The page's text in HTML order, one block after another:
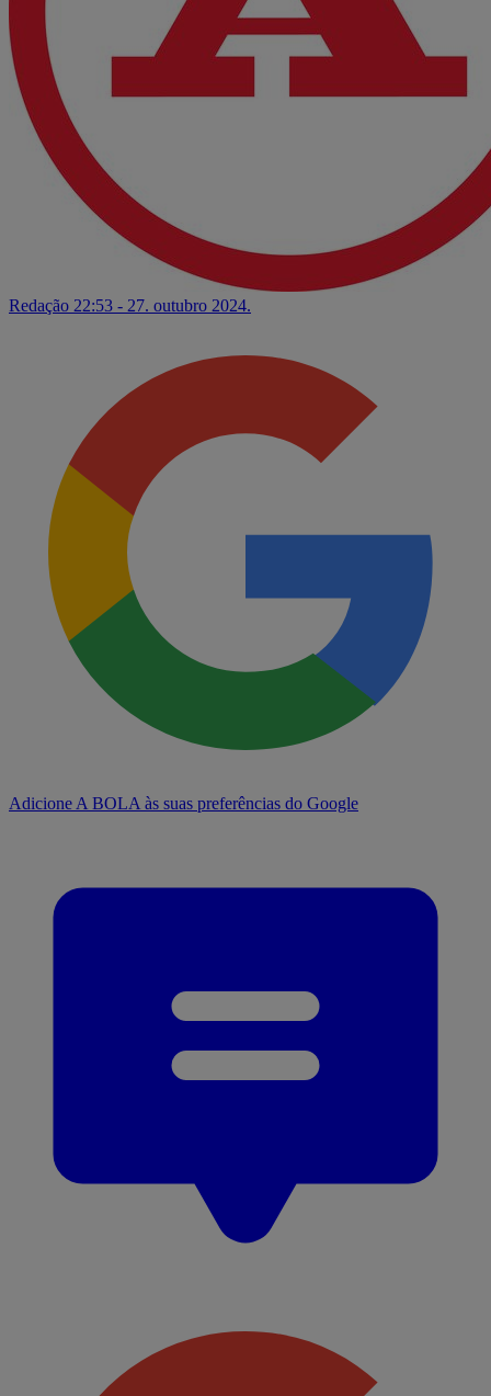
Redação 22:53 - 27. outubro 2024.
Adicione A BOLA às suas preferências do Google